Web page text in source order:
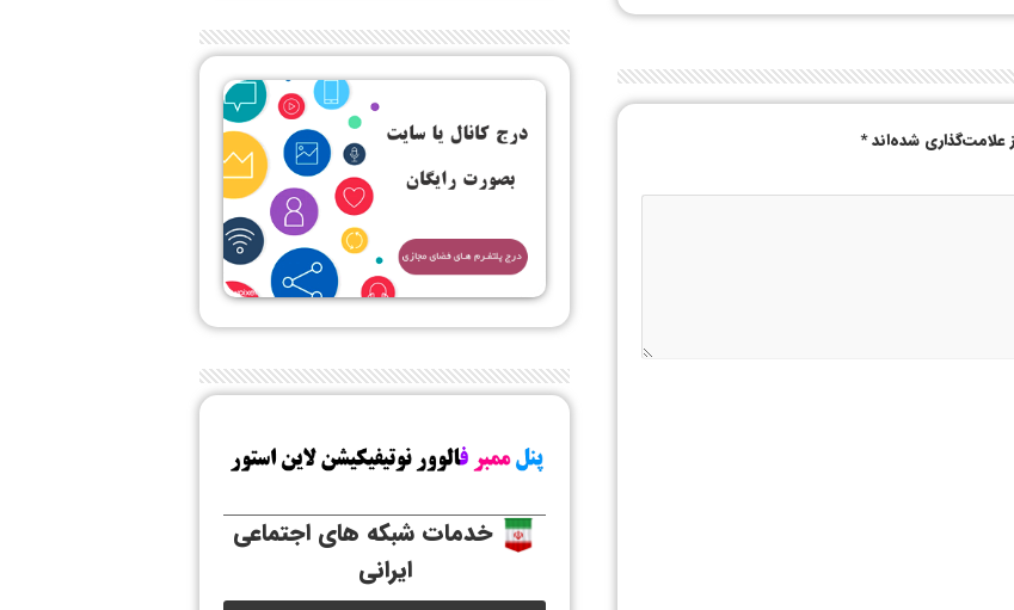
شده‌اند*
خدمات شبکه های اجتماعی
ایرانی